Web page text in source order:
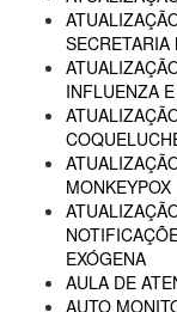
SECRETARIA
INFLUENZA
MONKEYPOX
EXÓGENA
AULA DE
AUTO